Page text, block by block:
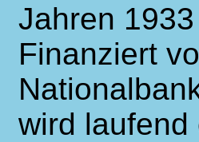
Jahren
Finanziert
wird laufend